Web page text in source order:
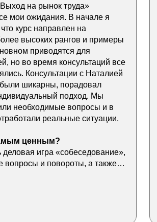
на рынок труда»
мои ожидания. В начале я
курс направлен на
высоких рангов и примеры
приводятся для
но во время консультаций все
Консультации с Наталией
шикарны, порадовал
подход. Мы
необходимые вопросы и в
реальные ситуации.
ценным?
игра «собеседование»,
вопросы и повороты, а также
с подробным разбором «+» и